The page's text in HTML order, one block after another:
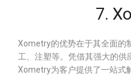
7.
Xometry的优势在于其全面的
工、注塑等。凭借其强大的供
Xometry为客户提供了一站式